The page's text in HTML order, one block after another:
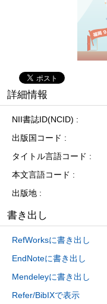
詳細情報
NII書誌ID(NCID)
出版国コード
タイトル言語コード
本文言語コード
出版地
書き出し
RefWorksに書き出し
EndNoteに書き出し
Mendeleyに書き出し
Refer/BibIXで表示